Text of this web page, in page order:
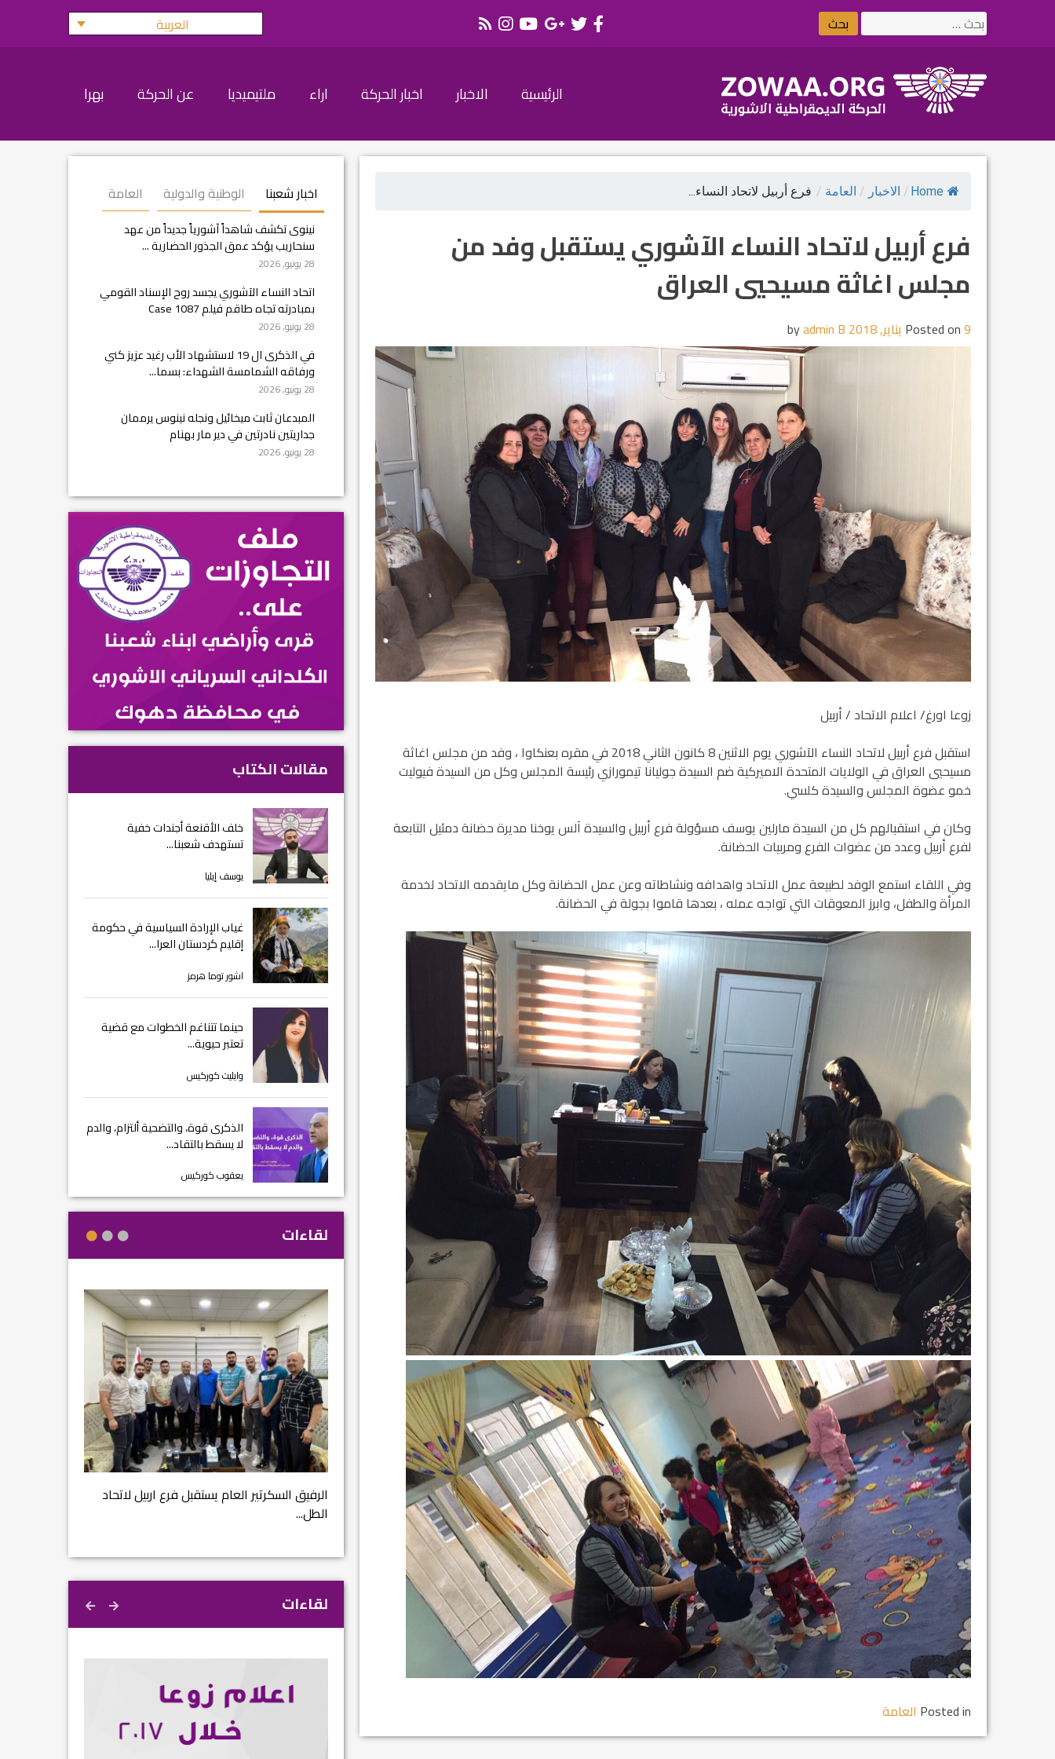
البحث
عن:
العربية
الرئيسية الاخبار اخبار الحركة اراء ملتيميديا عن الحركة بهرا
Home
/ الاخبار / العامة / فرع أربيل لاتحاد النساء...
فرع أربيل لاتحاد النساء الآشوري يستقبل وفد من
مجلس اغاثة مسيحيي العراق
Posted on9 يناير, 2018 admin B
زوعا اورغ/ اعلام الاتحاد / أربيل
استقبل فرع أربيل لاتحاد النساء الآشوري يوم الاثنين 8 كانون الثاني 2018 في مقره بعنكاوا ، وفد من مجلس اغاثة
مسيحيي العراق في الولايات المتحدة الاميركية ضم السيدة جوليانا تيمورازي رئيسة المجلس وكل من السيدة فيوليت
خمو عضوة المجلس والسيدة كلسي.
وكان في استقبالهم كل من السيدة مارلين يوسف مسؤولة فرع أربيل والسيدة آلس يوخنا مديرة حضانة دمئيل التابعة
لفرع أربيل وعدد من عضوات الفرع ومربيات الحضانة.
وفي اللقاء استمع الوفد لطبيعة عمل الاتحاد واهدافه ونشاطاته وعن عمل الحضانة وكل مايقدمه الاتحاد لخدمة
المرأة والطفل، وابرز المعوقات التي تواجه عمله ، بعدها قاموا بجولة في الحضانة.
Posted in العامة
اخبار شعبنا الوطنية والدولية العامة
نينوى تكشف شاهداً آشورياً جديداً من عهد
سنحاريب يؤكد عمق الجذور الحضارية ...
28 يونيو, 2026
اتحاد النساء الآشوري يجسد روح الإسناد القومي
بمبادرته تجاه طاقم فيلم Case 1087
28 يونيو, 2026
في الذكرى ال 19 لاستشهاد الأب رغيد عزيز كني
ورفاقه الشمامسة الشهداء: بسما...
28 يونيو, 2026
المبدعان ثابت ميخائيل ونجله نينوس يرممان
جداريتين نادرتين في دير مار بهنام
28 يونيو, 2026
مقالات الكتاب
خلف الأقنعة أجندات خفية
تستهدف شعبنا...
يوسف إيليا
غياب الإرادة السياسية في حكومة
إقليم كردستان العرا...
اشور توما هرمز
حينما تتناغم الخطوات مع قضية
تعتبر حيوية...
وايليت كوركيس
الذكرى قوة، والتضحية ألتزام، والدم
لا يسقط بالتقاد...
يعقوب كوركيس
لقاءات
السكرتير العام يستقبل فرع اربيل لاتحاد
مشروع إنقاذ مدينة النمرود الأثرية.. زوعا أورغ في
م...
الكاتب والباحث يعقوب ابونا .. الكتابة مسؤولية
كبير...
الرفيق السكرتير العام يستقبل فرع اربيل لاتحاد
الطل...
لقاءات